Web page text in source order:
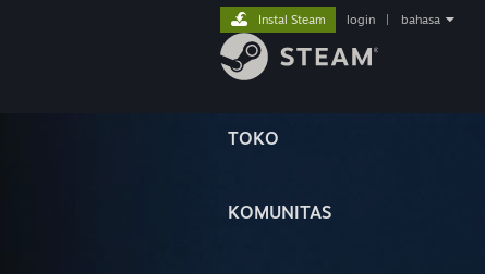
TOKO
KOMUNITAS
Instal Steam login bahasa